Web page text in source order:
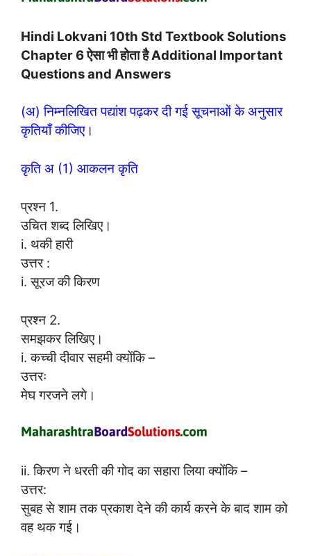
Hindi Lokvani 10th Std Textbook Solutions
Chapter 6 ऐसा भी होता है Additional Important
Questions and Answers
(अ) निम्नलिखित पद्यांश पढ़कर दी गई सूचनाओं के अनुसार
कृतियाँ कीजिए।
कृति अ (1) आकलन कृति
प्रश्न 1.
उचित शब्द लिखिए।
i. थकी हारी
उत्तर :
i. सूरज की किरण
प्रश्न 2.
समझकर लिखिए।
i. कच्ची दीवार सहमी क्योंकि –
उत्तरः
मेघ गरजने लगे।
ii. किरण ने धरती की गोद का सहारा लिया क्योंकि –
उत्तर:
सुबह से शाम तक प्रकाश देने की कार्य करने के बाद शाम को
वह थक गई।